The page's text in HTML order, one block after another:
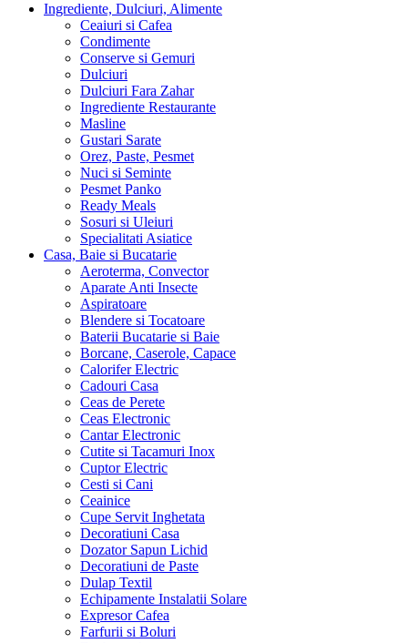
Ingrediente, Dulciuri, Alimente
Ceaiuri si Cafea
Condimente
Conserve si Gemuri
Dulciuri
Dulciuri Fara Zahar
Ingrediente Restaurante
Masline
Gustari Sarate
Orez, Paste, Pesmet
Nuci si Seminte
Pesmet Panko
Ready Meals
Sosuri si Uleiuri
Specialitati Asiatice
Casa, Baie si Bucatarie
Aeroterma, Convector
Aparate Anti Insecte
Aspiratoare
Blendere si Tocatoare
Baterii Bucatarie si Baie
Borcane, Caserole, Capace
Calorifer Electric
Cadouri Casa
Ceas de Perete
Ceas Electronic
Cantar Electronic
Cutite si Tacamuri Inox
Cuptor Electric
Cesti si Cani
Ceainice
Cupe Servit Inghetata
Decoratiuni Casa
Dozator Sapun Lichid
Decoratiuni de Paste
Dulap Textil
Echipamente Instalatii Solare
Expresor Cafea
Farfurii si Boluri